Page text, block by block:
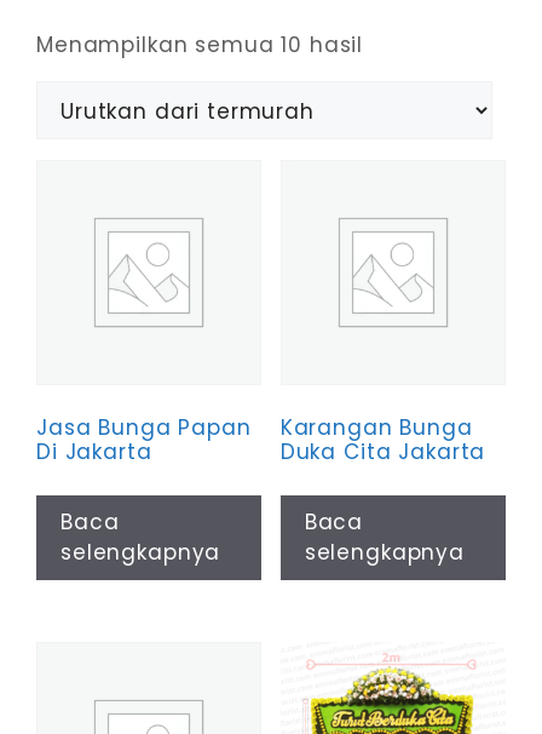
Menampilkan semua 10 hasil
Jasa Bunga Papan
Di Jakarta
Baca
selengkapnya
Karangan Bunga
Duka Cita Jakarta
Baca
selengkapnya